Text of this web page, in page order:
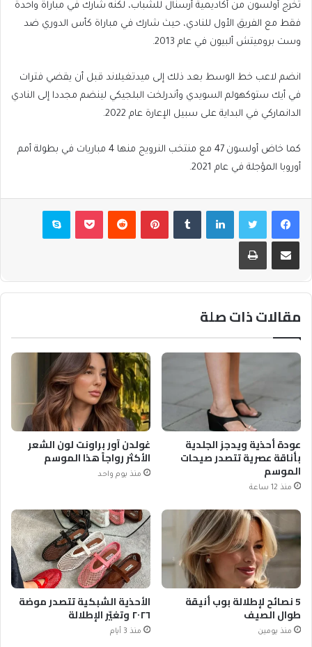
تخرج أولسون من أكاديمية أرسنال للشباب، لكنه شارك في مباراة واحدة
فقط مع الفريق الأول للنادي، حيث شارك في مباراة كأس الدوري ضد
وست بروميتش ألبيون في عام 2013.
انضم لاعب خط الوسط بعد ذلك إلى ميدتغيلاند قبل أن يقضي فترات
في أيك ستوكهولم السويدي وأندرلخت البلجيكي لينضم مجددا إلى النادي
الدانماركي في البداية على سبيل الإعارة عام 2022.
كما خاض أولسون 47 مع منتخب النرويج منها 4 مباريات في بطولة أمم
أوروبا المؤجلة في عام 2021.
فيسبوكتويتر لينكدإن بينتيريست بوكيت سكايب
مشاركة عبر البريد طباعة
مقالات ذات صلة
عودة أحذية ويدجز الجلدية
بأناقة عصرية تتصدر صيحات
الموسم
منذ 12 ساعة
غولدن آور براونت لون الشعر
الأكثر رواجاً هذا الموسم
منذ يوم واحد
5 نصائح لإطلالة بوب أنيقة
طوال الصيف
منذ يومين
الأحذية الشبكية تتصدر موضة
٢٠٢٦ وتغيّر الإطلالة
منذ 3 أيام